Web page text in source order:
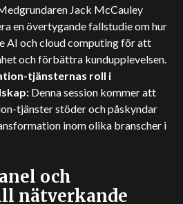
Jack McCauley
en övertygande fallstudie om hur
AI och cloud computing för att
och förbättra kundupplevelsen.
tjänsternas roll i
Denna session kommer att
tjänster stöder och påskyndar
inom olika branscher i
och
nätverkande